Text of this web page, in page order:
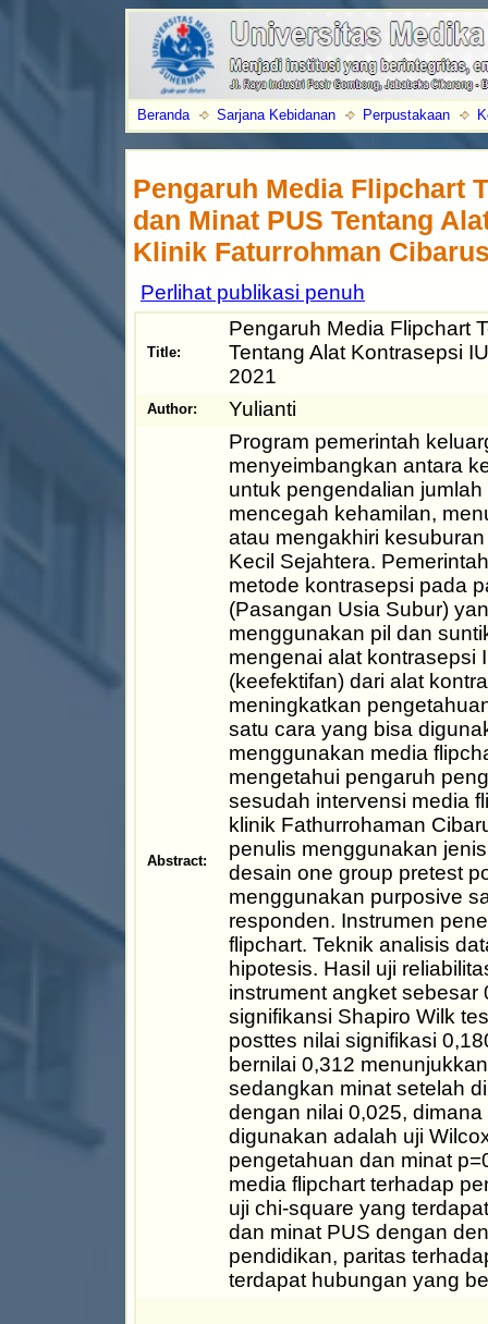
Beranda Sarjana Kebidanan Perpustakaan
Pengaruh Media Flipchart
dan Minat PUS Tentang
Klinik Faturrohman
Perlihat publikasi penuh
Title:
Pengaruh Media Flipchart
Tentang Alat Kontrasepsi
2021
Author: Yulianti
Abstract:
Program pemerintah
menyeimbangkan antara
untuk pengendalian
mencegah kehamilan,
atau mengakhiri
Kecil Sejahtera.
metode kontrasepsi pada
(Pasangan Usia Subur)
menggunakan pil dan
mengenai alat kontrasepsi
(keefektifan) dari alat
meningkatkan
satu cara yang bisa
menggunakan media
mengetahui pengaruh
sesudah intervensi media
klinik Fathurrohaman
penulis menggunakan
desain one group pretest
menggunakan purposive
responden. Instrumen
flipchart. Teknik analisis
hipotesis. Hasil uji
instrument angket sebesar
signifikansi Shapiro Wilk
posttes nilai signifikasi
bernilai 0,312
sedangkan minat setelah
dengan nilai 0,025,
digunakan adalah uji
pengetahuan dan minat
media flipchart terhadap
uji chi-square yang
dan minat PUS dengan
pendidikan, paritas
terdapat hubungan yang